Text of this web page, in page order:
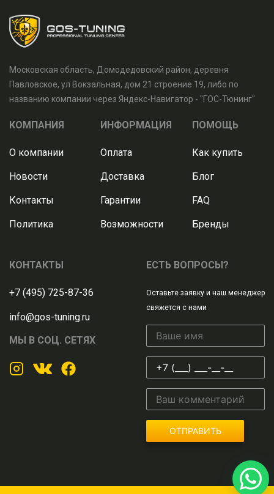
Московская область, Домодедовский район, деревня
Павловское, ул Вокзальная, дом 21 строение 19, либо по
названию компании через Яндекс-Навигатор - "ГОС-Тюнинг"
КОМПАНИЯ
О компании
Новости
Контакты
Политика
ИНФОРМАЦИЯ
Оплата
Доставка
Гарантии
Возможности
ПОМОЩЬ
Как купить
Блог
FAQ
Бренды
КОНТАКТЫ
+7 (495) 725-87-36
info@gos-tuning.ru
МЫ В СОЦ. СЕТЯХ
ЕСТЬ ВОПРОСЫ?
Оставьте заявку и наш менеджер
свяжется с нами
ОТПРАВИТЬ